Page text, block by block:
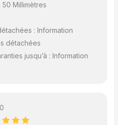
Millimètres
: Information
détachées
jusqu’à : Information